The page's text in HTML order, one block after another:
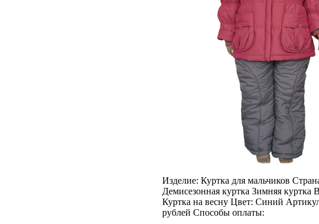
Изделие: Куртка для мальчиков
Демисезонная куртка Зимняя куртка
Куртка на весну Цвет: Синий
рублей Способы оплаты: